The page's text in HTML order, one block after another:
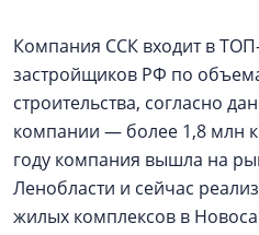
Компания ССК входит в
застройщиков РФ по
строительства, согласно
компании — более 1,8 млн
году компания вышла на
Ленобласти и сейчас
жилых комплексов в